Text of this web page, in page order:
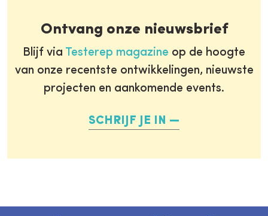
Ontvang onze nieuwsbrief
Blijf via Testerep magazine op de hoogte
van onze recentste ontwikkelingen, nieuwste
projecten en aankomende events.
SCHRIJF JE IN